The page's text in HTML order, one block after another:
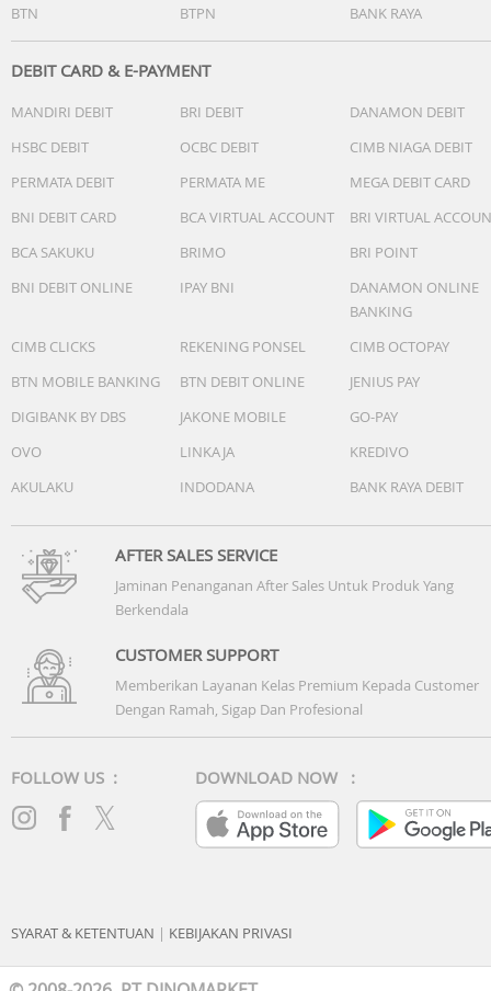
BTN
BTPN BANK RAYA
DEBIT CARD & E-PAYMENT
MANDIRI DEBIT BRI DEBIT
DANAMON DEBIT
HSBC DEBIT
OCBC DEBIT
CIMB NIAGA DEBIT
PERMATA DEBIT
PERMATA ME
MEGA DEBIT CARD
BNI DEBIT CARD
BCA VIRTUAL ACCOUNT
BRI VIRTUAL
BCA SAKUKU
BRIMO
BRI POINT
BNI DEBIT ONLINE
IPAY BNI
DANAMON ONLINE
BANKING
CIMB CLICKS
REKENING PONSEL
CIMB OCTOPAY
BTN MOBILE BANKING
BTN DEBIT ONLINE
JENIUS PAY
DIGIBANK BY DBS
JAKONE MOBILE
GO-PAY
OVO
LINKAJA
KREDIVO
AKULAKU
INDODANA BANK RAYA DEBIT
AFTER SALES SERVICE
Jaminan Penanganan After Sales Untuk Produk Yang
Berkendala
CUSTOMER SUPPORT
Memberikan Layanan Kelas Premium Kepada Customer
Dengan Ramah, Sigap Dan Profesional
FOLLOW US : DOWNLOAD NOW :
SYARAT & KETENTUAN | KEBIJAKAN PRIVASI